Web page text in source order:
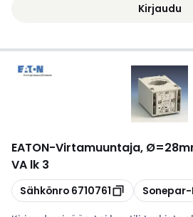
Kirjaudu
EATON-Virtamuuntaja,
VA lk 3
Kopioi
Sähkönro 6710761 Kopioi
Sonepar-